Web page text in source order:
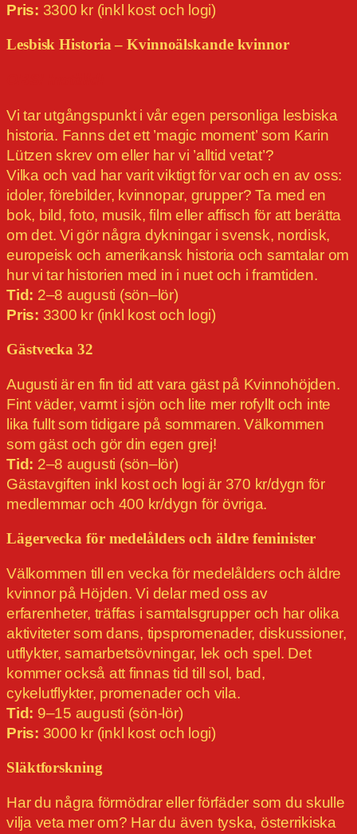
Pris: 3300 kr (inkl kost och logi)
Lesbisk Historia – Kvinnoälskande kvinnor
Vi tar utgångspunkt i vår egen personliga lesbiska
historia. Fanns det ett ’magic moment’ som Karin
Lützen skrev om eller har vi ’alltid vetat’?
Vilka och vad har varit viktigt för var och en av oss:
idoler, förebilder, kvinnopar, grupper? Ta med en
bok, bild, foto, musik, film eller affisch för att berätta
om det. Vi gör några dykningar i svensk, nordisk,
europeisk och amerikansk historia och samtalar om
hur vi tar historien med in i nuet och i framtiden.
Tid: 2–8 augusti (sön–lör)
Pris: 3300 kr (inkl kost och logi)
Gästvecka 32
Augusti är en fin tid att vara gäst på Kvinnohöjden.
Fint väder, varmt i sjön och lite mer rofyllt och inte
lika fullt som tidigare på sommaren. Välkommen
som gäst och gör din egen grej!
Tid: 2–8 augusti (sön–lör)
Gästavgiften inkl kost och logi är 370 kr/dygn för
medlemmar och 400 kr/dygn för övriga.
Lägervecka för medelålders och äldre feminister
Välkommen till en vecka för medelålders och äldre
kvinnor på Höjden. Vi delar med oss av
erfarenheter, träffas i samtalsgrupper och har olika
aktiviteter som dans, tipspromenader, diskussioner,
utflykter, samarbetsövningar, lek och spel. Det
kommer också att finnas tid till sol, bad,
cykelutflykter, promenader och vila.
Tid: 9–15 augusti (sön-lör)
Pris: 3000 kr (inkl kost och logi)
Släktforskning
Har du några förmödrar eller förfäder som du skulle
vilja veta mer om? Har du även tyska, österrikiska